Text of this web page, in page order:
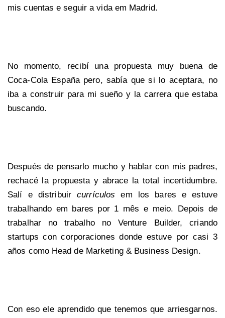
mis cuentas e seguir a vida em Madrid.
No momento, recibí una propuesta muy buena de
Coca-Cola España pero, sabía que si lo aceptara, no
iba a construir para mi sueño y la carrera que estaba
buscando.
Después de pensarlo mucho y hablar con mis padres,
rechacé la propuesta y abrace la total incertidumbre.
Salí e distribuircurrículosem los bares e estuve
trabalhando em bares por 1 mês e meio. Depois de
trabalhar no trabalho no Venture Builder, criando
startups con corporaciones donde estuve por casi 3
años como Head de Marketing & Business Design.
Con eso ele aprendido que tenemos que arriesgarnos.